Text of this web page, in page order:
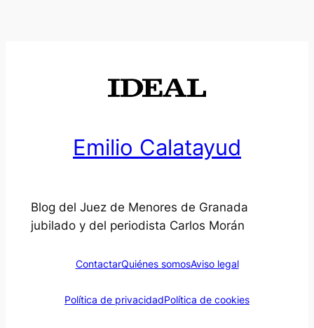
Emilio Calatayud
Blog del Juez de Menores de Granada
jubilado y del periodista Carlos Morán
ContactarQuiénes somosAviso legal
Política de privacidadPolítica de cookies